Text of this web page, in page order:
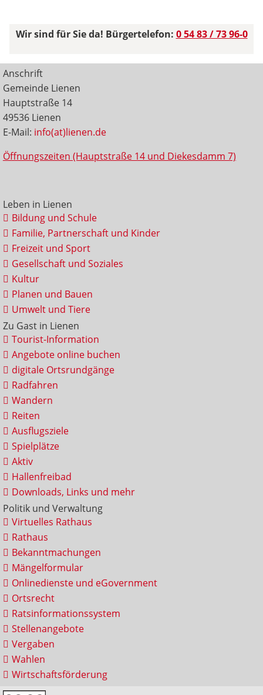
Wir sind für Sie da! Bürgertelefon: 0 54 83 / 73 96-0
Anschrift
Gemeinde Lienen
Hauptstraße 14
49536 Lienen
E-Mail: info(at)lienen.de
Öffnungszeiten (Hauptstraße 14 und Diekesdamm 7)
Leben in Lienen
Bildung und Schule
Familie, Partnerschaft und Kinder
Freizeit und Sport
Gesellschaft und Soziales
Kultur
Planen und Bauen
Umwelt und Tiere
Zu Gast in Lienen
Tourist-Information
Angebote online buchen
digitale Ortsrundgänge
Radfahren
Wandern
Reiten
Ausflugsziele
Spielplätze
Aktiv
Hallenfreibad
Downloads, Links und mehr
Politik und Verwaltung
Virtuelles Rathaus
Rathaus
Bekanntmachungen
Mängelformular
Onlinedienste und eGovernment
Ortsrecht
Ratsinformationssystem
Stellenangebote
Vergaben
Wahlen
Wirtschaftsförderung